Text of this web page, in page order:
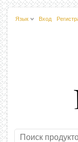
Язык Вход